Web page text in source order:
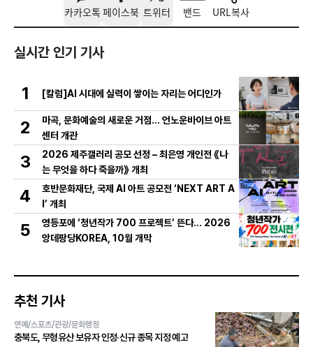
카카오톡 페이스북 트위터 밴드 URL복사
실시간 인기 기사
1 [칼럼]AI 시대에 실력이 쌓이는 자리는 어디인가
2
마곡, 문화예술의 새로운 거점… 언노운바이브 아트
센터 개관
3
2026 제주갤러리 공모 선정 – 최은영 개인전 《나
는 무엇을 하다 죽을까》 개최
4
호반문화재단, 국제 AI 아트 공모전 ‘NEXT ART A
I’ 개최
5
영등포에 ‘청년작가 700 프로젝트’ 뜬다… 2026
앙데팡당KOREA, 10월 개막
추천 기사
연예/스포츠/관광/문화행정
충북도, 무형유산 보유자 인정·신규 종목 지정 예고